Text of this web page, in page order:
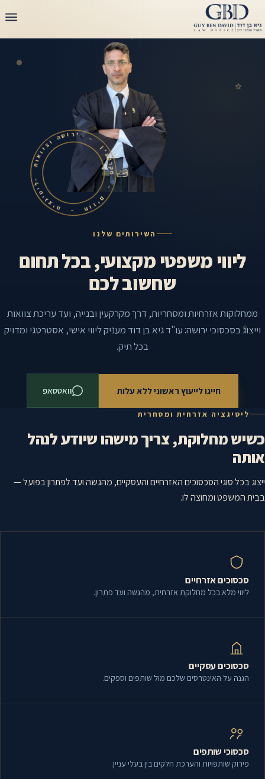
השירותים שלנו
ליווי משפטי מקצועי, בכל תחום
שחשוב לכם
ממחלוקות אזרחיות ומסחריות, דרך מקרקעין ובנייה, ועד עריכת צוואות
וייצוג בסכסוכי ירושה: עו"ד גיא בן דוד מעניק ליווי אישי, אסטרטגי ומדויק
בכל תיק.
חייגו לייעוץ ראשוני ללא עלות וואטסאפ
ל
יטיגצי חוזי
ם
–
מ
ק
ר
ק
ע
ין
– ירושה
ו
צ
ו
ו
א
ו
ת
–
ליטיגציה אזרחית ומסחרית
כשיש מחלוקת, צריך מישהו שיודע לנהל
אותה
ייצוג בכל סוגי הסכסוכים האזרחיים והעסקיים, מהגשה ועד לפתרון בפועל —
בבית המשפט ומחוצה לו.
סכסוכים אזרחיים
ליווי מלא בכל מחלוקת אזרחית, מהגשה ועד פתרון.
סכסוכים עסקיים
הגנה על האינטרסים שלכם מול שותפים וספקים.
סכסוכי שותפים
פירוק שותפויות והערכת חלקים בין בעלי עניין.